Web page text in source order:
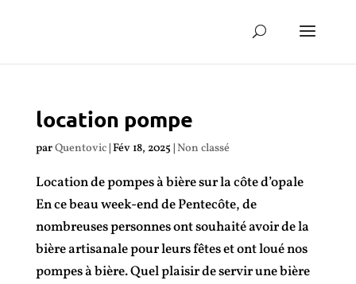
location pompe
parQuentovic|Fév 18, 2025 |Non classé
Location de pompes à bière sur la côte d’opale
En ce beau week-end de Pentecôte, de
nombreuses personnes ont souhaité avoir de la
bière artisanale pour leurs fêtes et ont loué nos
pompes à bière. Quel plaisir de servir une bière